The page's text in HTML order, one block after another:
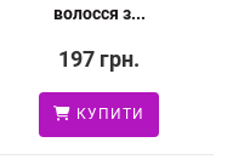
волосся з...
197 грн.
КУПИТИ